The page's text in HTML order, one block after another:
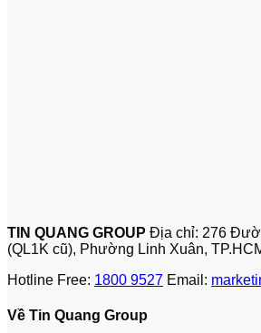
TIN QUANG GROUP Địa chỉ: 276
(QL1K cũ), Phường Linh Xuân,
Hotline Free: 1800 9527 Email:
Về Tin Quang Group